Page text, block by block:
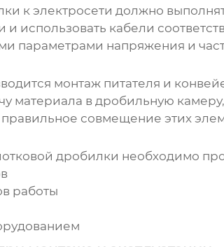
к электросети должно
и использовать кабели
параметрами напряжения и
монтаж питателя и
материала в дробильную
совмещение этих
дробилки необходимо
работы